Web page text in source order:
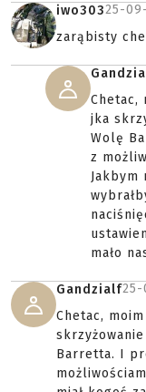
iwo30325-
zarąbisty
Chetac,
jka
Wolę
z
Jakbym
mało
Gandzialf25-
Chetac,
Barretta. I